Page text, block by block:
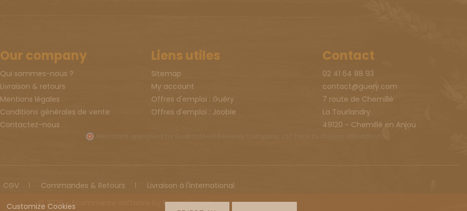
Customize Cookies
Our company
Qui sommes-nous ?
Livraison & retours
Mentions légales
Conditions générales de vente
Contactez-nous
Liens utiles
Sitemap
My account
Offres d'emploi : Guéry
Offres d'emploi : Jooble
Contact
02 41 64 88 93
contact@guery.com
7 route de Chemillé
La Tourlandry
49120 - Chemillé en Anjou
CGV Commandes & Retours
Livraison à l'international
© 2026 - Ecommerce software by PrestaShop™